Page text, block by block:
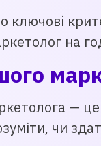
ключові
на
— це
чи